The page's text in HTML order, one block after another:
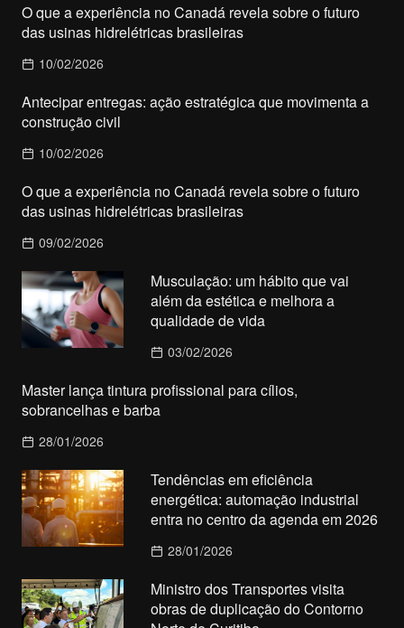
O que a experiência no Canadá revela sobre o futuro
das usinas hidrelétricas brasileiras
10/02/2026
Antecipar entregas: ação estratégica que movimenta a
construção civil
10/02/2026
O que a experiência no Canadá revela sobre o futuro
das usinas hidrelétricas brasileiras
09/02/2026
Musculação: um hábito que vai
além da estética e melhora a
qualidade de vida
03/02/2026
Master lança tintura profissional para cílios,
sobrancelhas e barba
28/01/2026
Tendências em eficiência
energética: automação industrial
entra no centro da agenda em 2026
28/01/2026
Ministro dos Transportes visita
obras de duplicação do Contorno